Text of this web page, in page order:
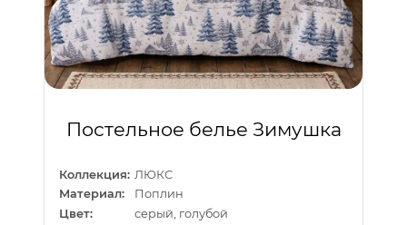
Постельное белье Зимушка
Коллекция: ЛЮКС
Материал:
Поплин
Цвет:
серый, голубой